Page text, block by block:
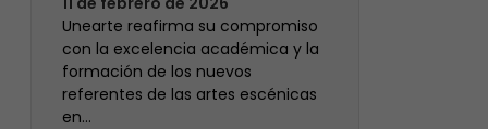
Unearte reafirma su compromiso
con la excelencia académica y la
formación de los nuevos
referentes de las artes escénicas
en…